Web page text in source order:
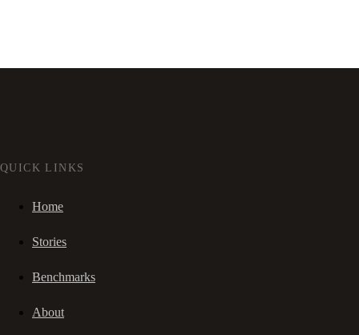
QUICK LINKS
Home
Stories
Benchmarks
About